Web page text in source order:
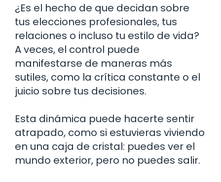
¿Es el hecho de que decidan sobre
tus elecciones profesionales, tus
relaciones o incluso tu estilo de vida?
A veces, el control puede
manifestarse de maneras más
sutiles, como la crítica constante o el
juicio sobre tus decisiones.
Esta dinámica puede hacerte sentir
atrapado, como si estuvieras viviendo
en una caja de cristal: puedes ver el
mundo exterior, pero no puedes salir.